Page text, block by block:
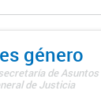
género
de Asuntos
de Justicia